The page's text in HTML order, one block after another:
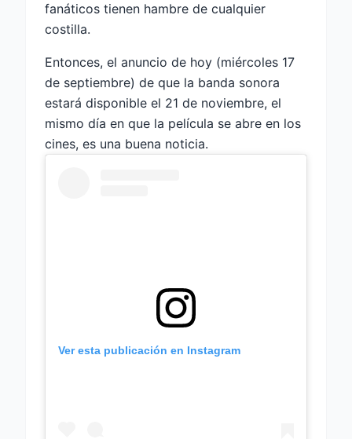
fanáticos tienen hambre de cualquier
costilla.
Entonces, el anuncio de hoy (miércoles 17
de septiembre) de que la banda sonora
estará disponible el 21 de noviembre, el
mismo día en que la película se abre en los
cines, es una buena noticia.
Ver esta publicación en Instagram